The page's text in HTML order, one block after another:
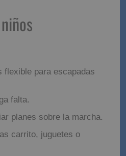
de playa, el alojamiento
niños
flexible para escapadas
falta.
planes sobre la marcha.